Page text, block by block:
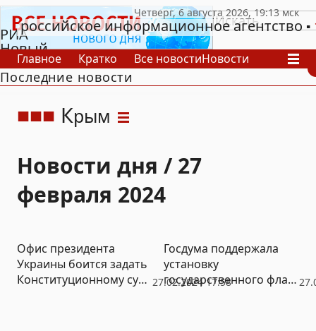
РИА
Новый
День
российское информационное агентство
Главное Кратко Все новостиНовости
В России
В мире
Последние новости
Крым
Новости дня / 27
февраля 2024
27.02.2024 17:58
Офис президента
Украины боится задать
Конституционному суду
Госдума поддержала
установку
государственного флага